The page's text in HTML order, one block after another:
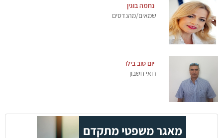
נחמה בוגין
שמאים/מהנדסים
יום טוב בילו
רואי חשבון